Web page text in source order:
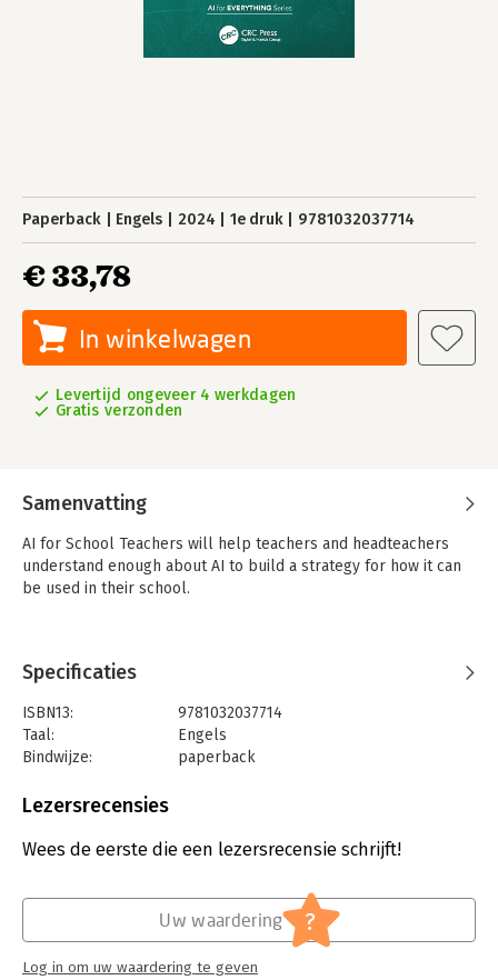
Paperback Engels 2024 1e druk 9781032037714
€ 33,78
In winkelwagen
Levertijd ongeveer 4 werkdagen
Gratis verzonden
Samenvatting
AI for School Teachers will help teachers and headteachers
understand enough about AI to build a strategy for how it can
be used in their school.
Specificaties
ISBN13:
9781032037714
Taal:
Engels
Bindwijze:
paperback
Uitgever:
Verschijningsdatum:
12-10-2024
Computer en informatica
AI for Everything
Lezersrecensies
Wees de eerste die een lezersrecensie schrijft!
Uw waardering ?
Log in om uw waardering te geven